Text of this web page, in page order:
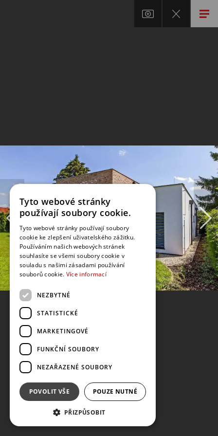
Tyto webové stránky
používají soubory cookie.
Tyto webové stránky používají soubory
cookie ke zlepšení uživatelského zážitku.
Používáním našich webových stránek
souhlasíte se všemi soubory cookie v
souladu s našimi zásadami používání
souborů cookie. Více informací
NEZBYTNÉ
STATISTICKÉ
MARKETINGOVÉ
FUNKČNÍ SOUBORY
NEZAŘAZENÉ SOUBORY
POVOLIT VŠE POUZE NUTNÉ
PŘIZPŮSOBIT